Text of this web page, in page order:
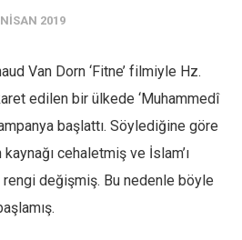
2019
Van Dorn ‘Fitne’ filmiyle Hz.
edilen bir ülkede ‘Muhammedî
başlattı. Söylediğine göre
cehaletmiş ve İslam’ı
rengi değişmiş. Bu nedenle böyle